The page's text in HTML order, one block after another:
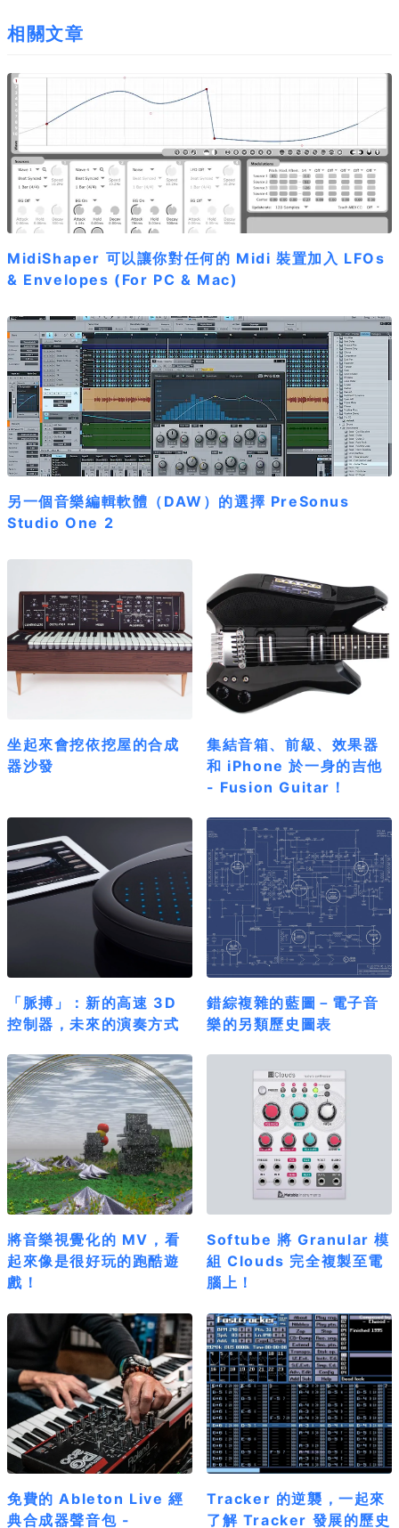
相關文章
MidiShaper 可以讓你對任何的 Midi 裝置加入 LFOs
& Envelopes (For PC & Mac)
另一個音樂編輯軟體（DAW）的選擇 PreSonus
Studio One 2
坐起來會挖依挖屋的合成
器沙發
集結音箱、前級、效果器
和 iPhone 於一身的吉他
- Fusion Guitar！
「脈搏」：新的高速 3D
控制器，未來的演奏方式
錯綜複雜的藍圖－電子音
樂的另類歷史圖表
將音樂視覺化的 MV，看
起來像是很好玩的跑酷遊
戲！
Softube 將 Granular 模
組 Clouds 完全複製至電
腦上！
免費的 Ableton Live 經
典合成器聲音包 -
Tracker 的逆襲，一起來
了解 Tracker 發展的歷史